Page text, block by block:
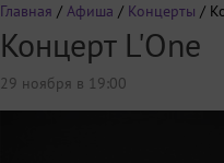
Главная / Афиша / Концерты /
Концерт L'One
29 ноября в 19:00